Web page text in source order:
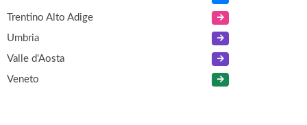
Trentino Alto Adige
Umbria
Valle d'Aosta
Veneto